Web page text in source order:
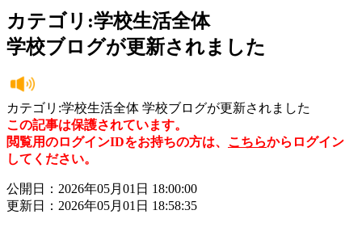
カテゴリ:学校生活全体
学校ブログが更新されました
カテゴリ:学校生活全体 学校ブログが更新されました
この記事は保護されています。
閲覧用のログインIDをお持ちの方は、 こちらからログイン
してください。
公開日：2026年05月01日 18:00:00
更新日：2026年05月01日 18:58:35